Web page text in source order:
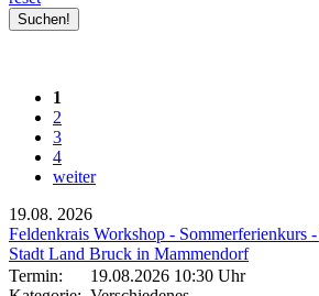
1
2
3
4
weiter
19.08. 2026
Feldenkrais Workshop - Sommerferienkurs
Stadt Land Bruck in Mammendorf
Termin:
19.08.2026 10:30 Uhr